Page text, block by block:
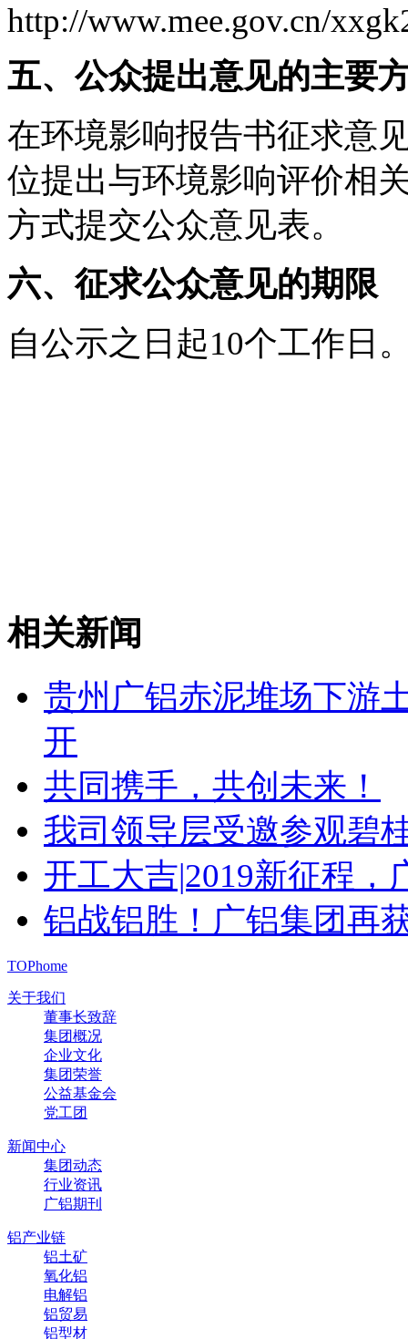
http://www.mee.gov.cn/
五、公众提出意见的主要
在环境影响报告书征求意
位提出与环境影响评价相
方式提交公众意见表。
六、征求公众意见的期限
自公示之日起10个工作日
相关新闻
贵州广铝赤泥堆场下游
开
共同携手，共创未来！
我司领导层受邀参观碧
开工大吉|2019新征程，
铝战铝胜！广铝集团再
TOPhome
关于我们
董事长致辞
集团概况
企业文化
集团荣誉
公益基金会
党工团
新闻中心
集团动态
行业资讯
广铝期刊
铝产业链
铝土矿
氧化铝
电解铝
铝贸易
铝型材